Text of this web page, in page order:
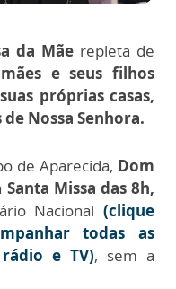
da Mãe repleta de
e seus filhos
próprias casas,
Nossa Senhora.
de Aparecida, Dom
Santa Missa das 8h,
Nacional(clique
todas as
e TV), sem a